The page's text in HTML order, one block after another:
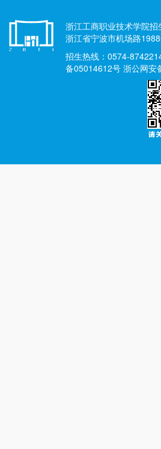
浙江工商职业技术学院招
浙江省宁波市机场路
招生热线：0574-
备05014612号 浙公网